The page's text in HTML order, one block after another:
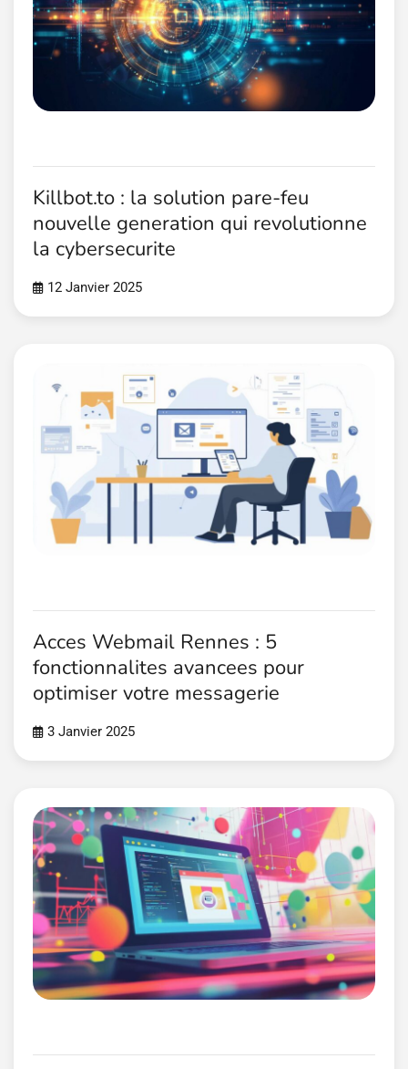
Killbot.to : la solution pare-feu
nouvelle generation qui revolutionne
la cybersecurite
12 Janvier 2025
Acces Webmail Rennes : 5
fonctionnalites avancees pour
optimiser votre messagerie
3 Janvier 2025